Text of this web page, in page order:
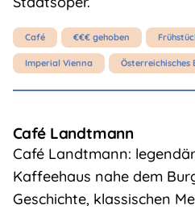
Café €€€ gehoben
Imperial Vienna Österreichisches
Café Landtmann
Café Landtmann:
Kaffeehaus nahe dem
Geschichte, klassischen